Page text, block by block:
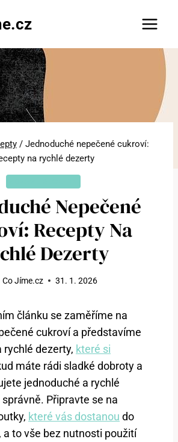
/ Jednoduché nepečené cukroví:
na rychlé dezerty
Nepečené
Recepty Na
Dezerty
Co Jíme.cz 31. 1. 2026
článku se zaměříme na
cukroví a představíme
dezerty, které si
máte rádi sladké dobroty a
jednoduché a rychlé
Připravte se na
které vás dostanou do
a to vše bez nutnosti použití